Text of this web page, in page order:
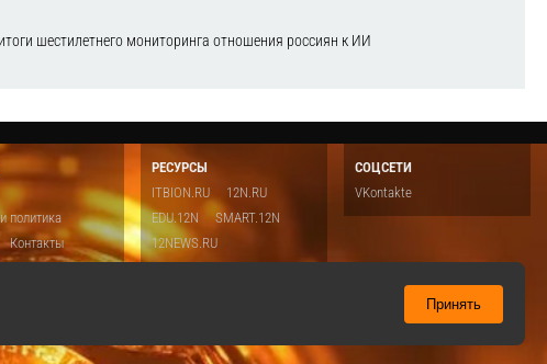
шестилетнего мониторинга отношения россиян к ИИ
политика
Контакты
видео
Топ
РЕСУРСЫ
ITBION.RU
12N.RU
EDU.12N
SMART.12N
12NEWS.RU
СОЦСЕТИ
VKontakte
Принять